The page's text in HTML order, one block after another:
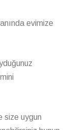
evimize
size uygun